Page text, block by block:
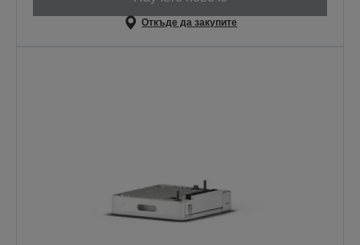
Откъде да закупите